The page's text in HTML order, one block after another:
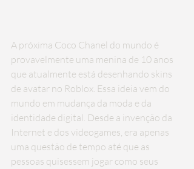
A próxima Coco Chanel do mundo é
provavelmente uma menina de 10 anos
que atualmente está desenhando skins
de avatar no Roblox. Essa ideia vem do
mundo em mudança da moda e da
identidade digital. Desde a invenção da
Internet e dos videogames, era apenas
uma questão de tempo até que as
pessoas quisessem jogar como seus